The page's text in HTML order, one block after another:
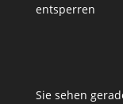
entsperren
Sie sehen